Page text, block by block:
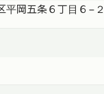
平岡五条６丁目６−２